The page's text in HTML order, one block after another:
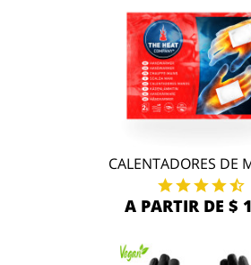
CALENTADORES DE
A PARTIR DE $